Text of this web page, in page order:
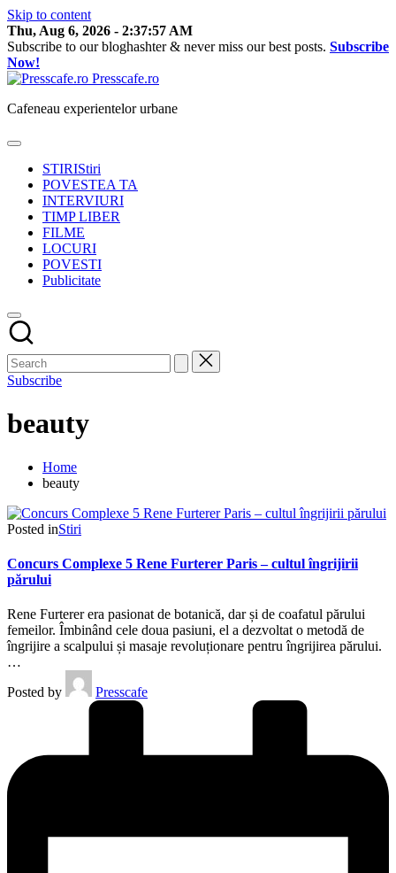
Skip to content
Thu, Aug 6, 2026 - 2:37:58 AM
Subscribe to our bloghashter & never miss our best posts. Subscribe
Now!
Presscafe.ro
Cafeneau experientelor urbane
STIRIStiri
POVESTEA TA
INTERVIURI
TIMP LIBER
FILME
LOCURI
POVESTI
Publicitate
Subscribe
beauty
Home
beauty
Posted inStiri
Concurs Complexe 5 Rene Furterer Paris – cultul îngrijirii
părului
Rene Furterer era pasionat de botanică, dar și de coafatul părului
femeilor. Îmbinând cele doua pasiuni, el a dezvoltat o metodă de
îngrijire a scalpului și masaje revoluționare pentru îngrijirea părului.
…
Posted by
Presscafe